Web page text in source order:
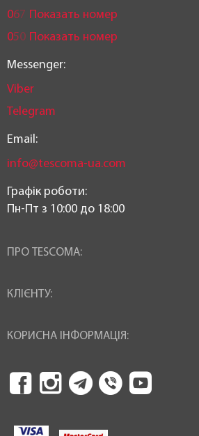
067 Показать номер
050 Показать номер
Messenger:
Viber
Telegram
Email:
info@tescoma-ua.com
Графік роботи:
Пн-Пт з 10:00 до 18:00
ПРО TESCOMA:
КЛІЄНТУ:
КОРИСНА ІНФОРМАЦІЯ: